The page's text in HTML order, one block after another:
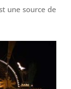
une source de